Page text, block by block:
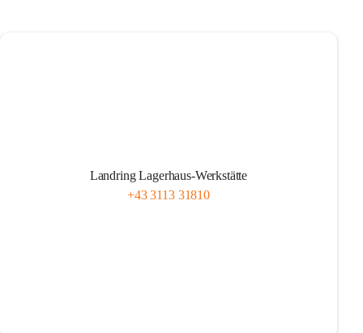
Landring Lagerhaus-Werkstätte
+43 3113 31810